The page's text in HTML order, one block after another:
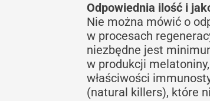
Odpowiednia ilość i
Nie można mówić o
w procesach
niezbędne jest
w produkcji
właściwości
(natural killers), które